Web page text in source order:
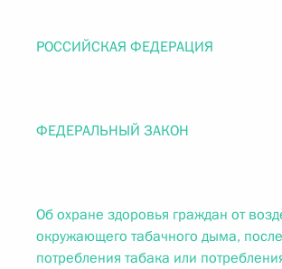
РОССИЙСКАЯ ФЕДЕРАЦИЯ
ФЕДЕРАЛЬНЫЙ ЗАКОН
Об охране здоровья граждан от
окружающего табачного дыма,
потребления табака или